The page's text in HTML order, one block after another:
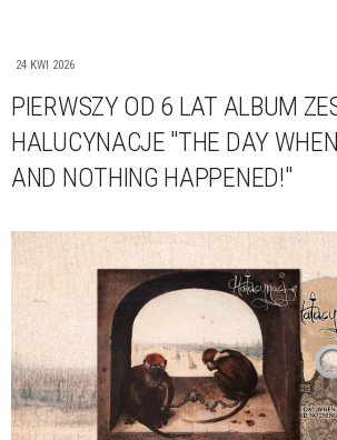
24 KWI 2026
PIERWSZY OD 6 LAT ALBUM
HALUCYNACJE "THE DAY
AND NOTHING HAPPENED!"